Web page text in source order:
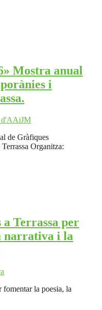
Mostra anual
i
d'AAiJM
de Gràfiques
Organitza:
Terrassa per
narrativa i la
fomentar la poesia, la